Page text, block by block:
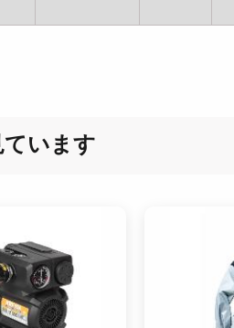
います